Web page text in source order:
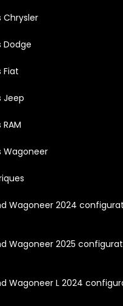
Chrysler
Dodge
Fiat
Jeep
Wagoneer
Wagoneer 2024
Wagoneer 2025
Wagoneer L 2024